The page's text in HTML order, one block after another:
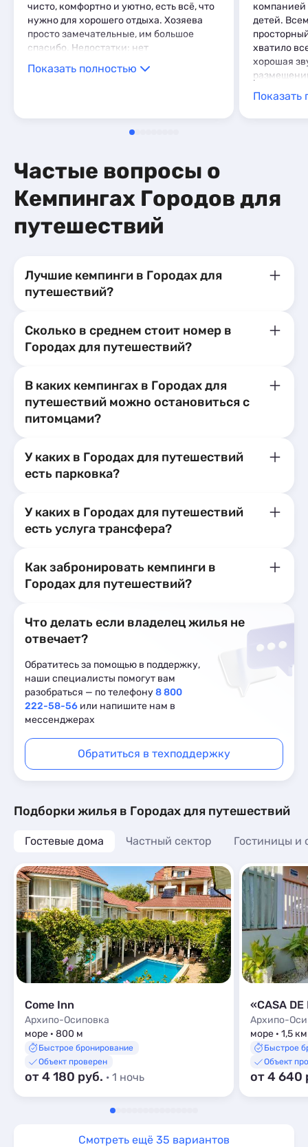
чисто, комфортно и уютно, есть всё, что
нужно для хорошего отдыха. Хозяева
просто замечательные, им большое
спасибо. Недостатки: нет
Показать полностью
компанией
детей.
хватило
хорошая
каждый
удобно,
один на
пешком за
Отдельно
время
особенно
самые
Показать
Частые вопросы о
Кемпингах Городов для
путешествий
Лучшие кемпинги в Городах для
путешествий?
Сколько в среднем стоит номер в
Городах для путешествий?
В каких кемпингах в Городах для
путешествий можно остановиться с
питомцами?
У каких в Городах для путешествий
есть парковка?
У каких в Городах для путешествий
есть услуга трансфера?
Как забронировать кемпинги в
Городах для путешествий?
Что делать если владелец жилья не
отвечает?
Обратитесь за помощью в поддержку,
наши специалисты помогут вам
разобраться — по телефону8 800
222-58-56 или напишите нам в
мессенджерах
Обратиться в техподдержку
Подборки жилья в Городах для путешествий
Гостевые дома Частный сектор Гостиницы и
Come Inn
Архипо-Осиповка
море · 800 м
Быстрое бронирование
Объект проверен
от 4 180 руб. · 1 ночь
«CASA DE
Архипо-
море · 1,5 км
Быстрое
Объект
от 4 640
Смотреть ещё 35 вариантов